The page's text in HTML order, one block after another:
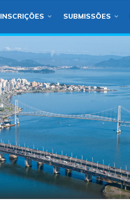
INSCRIÇÕES SUBMISSÕES